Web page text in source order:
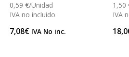
0,59 €/Unidad
IVA no incluido
7,08€ IVA No inc.
1,50
IVA